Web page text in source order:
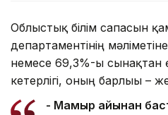
Облыстық білім сапасын
департаментінің
немесе 69,3%-ы сынақтан
кетерлігі, оның барлығы –
- Мамыр айынан